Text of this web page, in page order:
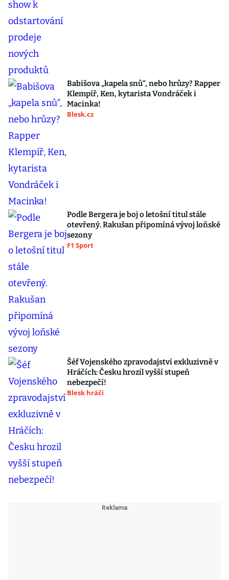
Babišova „kapela snů“, nebo hrůzy? Rapper
Klempíř, Ken, kytarista Vondráček i
Macinka!
Blesk.cz
Podle Bergera je boj o letošní titul stále
otevřený. Rakušan připomíná vývoj loňské
sezony
F1 Sport
Šéf Vojenského zpravodajství exkluzivně v
Hráčích: Česku hrozil vyšší stupeň
nebezpečí!
Blesk hráči